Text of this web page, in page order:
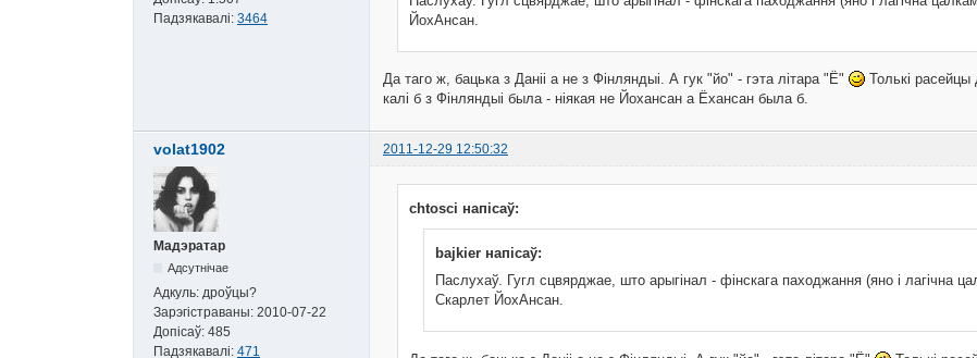
Падзякавалі: 3464
ЙохАнсан.
Да таго ж, бацька з Даніі а не з Фінляндыі. А гук "йо" - гэта літара "Ё"
Толькі расейцы
калі б з Фінляндыі была - ніякая не Йохансан а Ёхансан была б.
volat1902 2011-12-29 12:50:32
Мадэратар
Адсутнічае
Адкуль: дроўцы?
Зарэгістраваны: 2010-07-22
Допісаў: 485
Падзякавалі: 471
chtosci напісаў:
bajkier напісаў:
Паслухаў. Гугл сцвярджае, што арыгінал - фінскага паходжання (яно і лагічна
Скарлет ЙохАнсан.